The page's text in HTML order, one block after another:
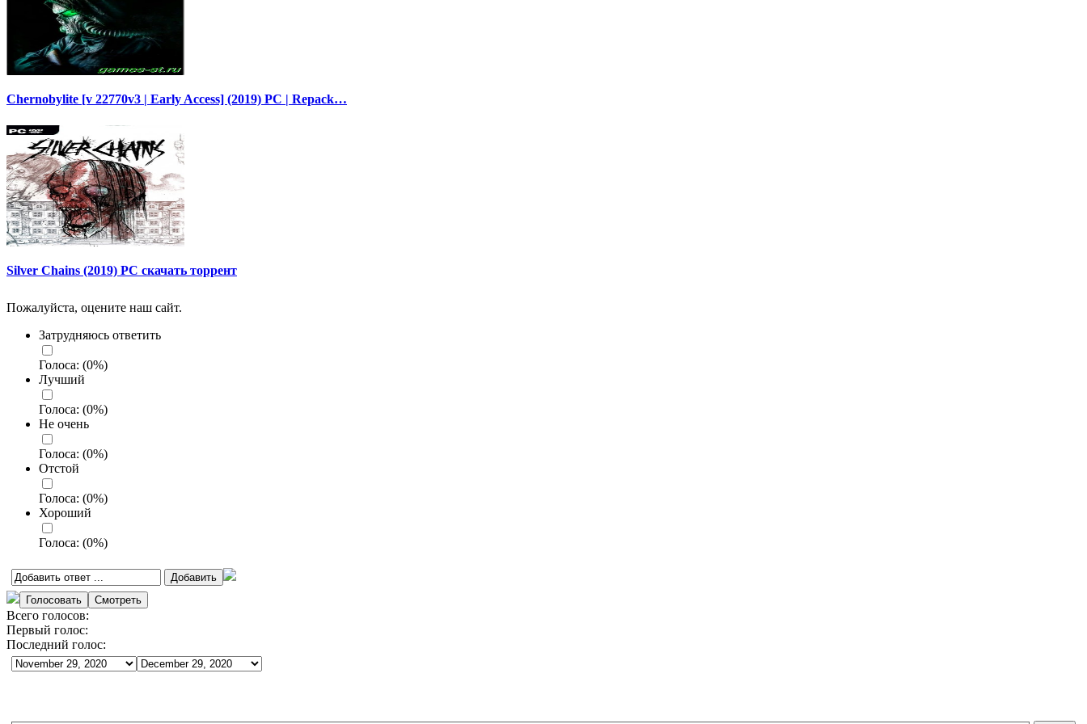
Chernobylite [v 22770v3 | Early Access] (2019) PC | Repack…
Silver Chains (2019) PC скачать торрент
Пожалуйста, оцените наш сайт.
Затрудняюсь ответить
Голоса: (0%)
Лучший
Голоса: (0%)
Не очень
Голоса: (0%)
Отстой
Голоса: (0%)
Хороший
Голоса: (0%)
Всего голосов:
Первый голос:
Последний голос: